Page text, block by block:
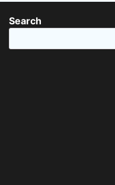
Search